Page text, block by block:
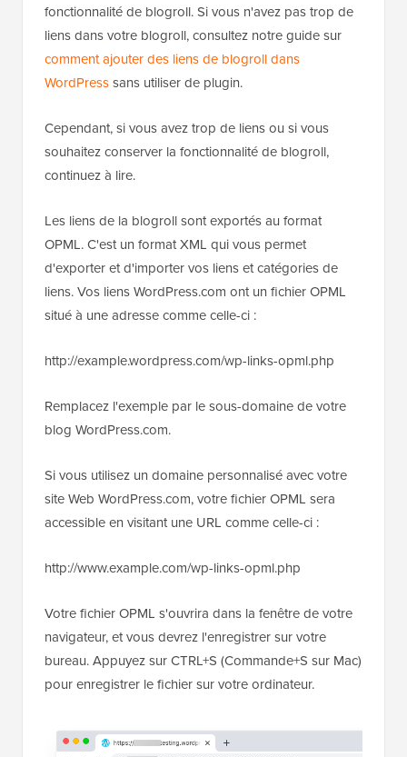
fonctionnalité de blogroll. Si vous n'avez pas trop de
liens dans votre blogroll, consultez notre guide sur
comment ajouter des liens de blogroll dans
WordPresssans utiliser de plugin.
Cependant, si vous avez trop de liens ou si vous
souhaitez conserver la fonctionnalité de blogroll,
continuez à lire.
Les liens de la blogroll sont exportés au format
OPML. C'est un format XML qui vous permet
d'exporter et d'importer vos liens et catégories de
liens. Vos liens WordPress.com ont un fichier OPML
situé à une adresse comme celle-ci :
http://example.wordpress.com/wp-links-opml.php
Remplacez l'exemple par le sous-domaine de votre
blog WordPress.com.
Si vous utilisez un domaine personnalisé avec votre
site Web WordPress.com, votre fichier OPML sera
accessible en visitant une URL comme celle-ci :
http://www.example.com/wp-links-opml.php
Votre fichier OPML s'ouvrira dans la fenêtre de votre
navigateur, et vous devrez l'enregistrer sur votre
bureau. Appuyez sur CTRL+S (Commande+S sur Mac)
pour enregistrer le fichier sur votre ordinateur.